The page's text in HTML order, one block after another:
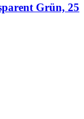
Grün, 25